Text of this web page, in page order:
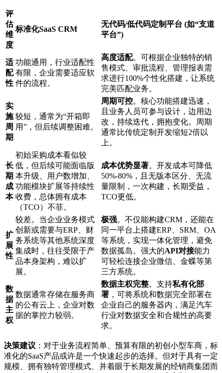
评
估
维
度
标准化SaaS CRM
无代码/低代码定制平台 (如“支道
平台”)
适
配
性
功能通用，行业适配性
有限，企业需要适应软
件的流程。
高度适配。可根据企业独特的销
售模式、审批流程、管理报表需
求进行100%个性化搭建，让系统
完美匹配业务。
实
施
周
期
较短，通常为“开箱即
用”，但后续调整困难。
周期可控。核心功能搭建迅速，
且业务人员可参与设计，边用边
改，持续迭代，拥抱变化。周期
通常比传统定制开发缩短2倍以
上。
长
期
成
本
初始采购成本看似较
低，但后续可能面临版
本升级、用户数增加、
功能模块扩展等持续性
收费，总体拥有成本
（TCO）不菲。
成本优势显著。开发成本可降低
50%-80%，且无版本区分、无流
量限制，一次构建，长期受益，
TCO更低。
扩
展
性
较差。当企业业务模式
创新或需要与ERP、财
务系统等其他系统深度
集成时，往往受限于产
品本身架构，难以扩
展。
极强。不仅能构建CRM，还能在
同一平台上搭建ERP、SRM、OA
等系统，实现一体化管理，避免
数据孤岛。强大的API对接能力
可轻松连接企业微信、金蝶等第
三方系统。
数
据
主
权
数据通常存储在服务商
的公有云上，企业对数
据的掌控力较弱。
数据主权完整。支持私有化部
署 ，可将系统和数据完全部署在
企业自己的服务器内，满足汽车
行业对数据安全和合规性的高要
求。
决策建议 ：对于业务流程简单、预算有限的初创小型车商，标
准化的SaaS产品或许是一个快速起步的选择。但对于具有一定
规模、拥有独特管理模式、并着眼于长期发展的经销商集团而